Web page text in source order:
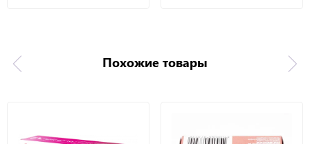
Похожие товары